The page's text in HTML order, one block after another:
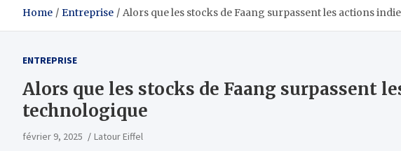
Home Entreprise Alors que les stocks de Faang surpassent les actions
ENTREPRISE
Alors que les stocks de Faang surpassent
technologique
février 9, 2025 Latour Eiffel